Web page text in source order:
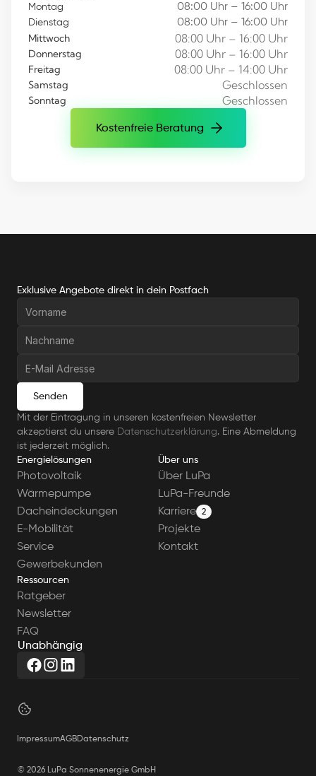
Montag
08:00 Uhr – 16:00 Uhr
Dienstag 08:00 Uhr – 16:00 Uhr
Mittwoch 08:00 Uhr – 16:00 Uhr
Donnerstag 08:00 Uhr – 16:00 Uhr
Freitag 08:00 Uhr – 14:00 Uhr
Samstag Geschlossen
Sonntag Geschlossen
Kostenfreie Beratung
Unabhängig
Energielösungen
Photovoltaik
Wärmepumpe
Dacheindeckungen
E-Mobilität
Service
Gewerbekunden
Über uns
Über LuPa
LuPa-Freunde
Karriere
2
Projekte
Kontakt
Ressourcen
Ratgeber
Newsletter
FAQ
Exklusive Angebote direkt in dein Postfach
Senden
Mit der Eintragung in unseren kostenfreien Newsletter
akzeptierst du unsere Datenschutzerklärung. Eine Abmeldung
ist jederzeit möglich.
© 2026 LuPa Sonnenenergie GmbH
ImpressumAGBDatenschutz